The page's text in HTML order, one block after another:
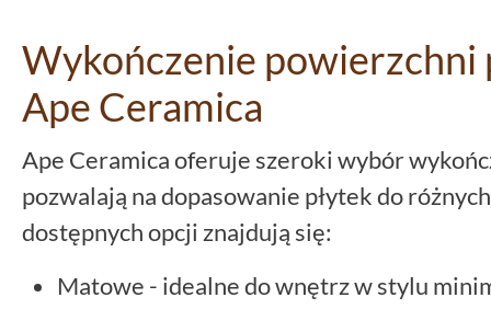
Wykończenie powierzchni
Ape Ceramica
Ape Ceramica oferuje szeroki wybór
pozwalają na dopasowanie płytek do
dostępnych opcji znajdują się:
Matowe - idealne do wnętrz w stylu